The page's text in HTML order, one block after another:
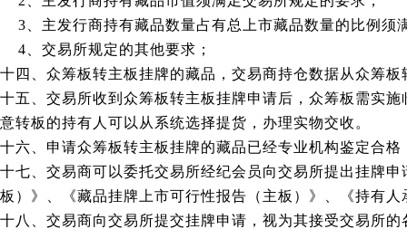
3、主发行商持有藏品数量占有总上市藏品数量的比例须
4、交易所规定的其他要求；
十四、众筹板转主板挂牌的藏品，交易商持仓数据从众筹
十五、交易所收到众筹板转主板挂牌申请后，众筹板需实
意转板的持有人可以从系统选择提货，办理实物交收。
十六、申请众筹板转主板挂牌的藏品已经专业机构鉴定合
十七、交易商可以委托交易所经纪会员向交易所提出挂牌
板）》、《藏品挂牌上市可行性报告（主板）》、《持有
十八、交易商向交易所提交挂牌申请，视为其接受交易所